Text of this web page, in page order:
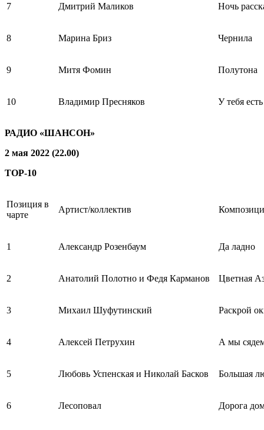
7 Дмитрий Маликов Ночь
8 Марина Бриз Чернила
9 Митя Фомин Полутона
10 Владимир Пресняков У тебя
РАДИО «ШАНСОН»
2 мая 2022 (22.00)
TOP-10
Позиция в
чарте
Артист/коллектив
1 Александр Розенбаум Да ладно
2 Анатолий Полотно и Федя Карманов Цветная
3 Михаил Шуфутинский Раскрой
4 Алексей Петрухин А мы
5 Любовь Успенская и Николай Басков Большая
6 Лесоповал Дорога